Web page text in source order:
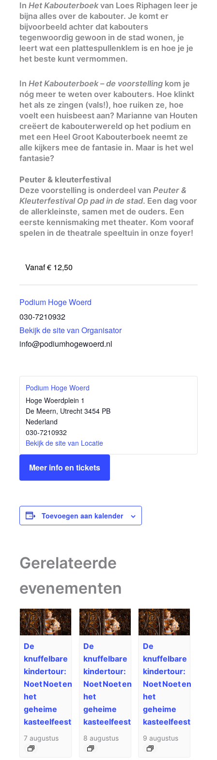
In Het Kabouterboekvan Loes Riphagen leer je
bijna alles over de kabouter. Je komt er
bijvoorbeeld achter dat kabouters
tegenwoordig gewoon in de stad wonen, je
leert wat een plattespullenklem is en hoe je je
het beste kunt vermommen.
In Het Kabouterboek – de voorstelling kom je
nóg meer te weten over kabouters. Hoe klinkt
het als ze zingen (vals!), hoe ruiken ze, hoe
voelt een huisbeest aan? Marianne van Houten
creëert de kabouterwereld op het podium en
met een Heel Groot Kabouterboek neemt ze
alle kijkers mee de fantasie in. Maar is het wel
fantasie?
Peuter & kleuterfestival
Deze voorstelling is onderdeel van Peuter &
Kleuterfestival Op pad in de stad. Een dag voor
de allerkleinste, samen met de ouders. Een
eerste kennismaking met theater. Kom vooraf
spelen in de theatrale speeltuin in onze foyer!
Vanaf € 12,50
Podium Hoge Woerd
030-7210932
Bekijk de site van Organisator
info@podiumhogewoerd.nl
Podium Hoge Woerd
Hoge Woerdplein 1
De Meern, Utrecht 3454 PB
Nederland
030-7210932
Bekijk de site van Locatie
Meer info en tickets
Toevoegen aan kalender
Gerelateerde
evenementen
De
knuffelbare
kindertour:
Noet Noet en
het
geheime
kasteelfeest
7 augustus
De
knuffelbare
kindertour:
Noet Noet en
het
geheime
kasteelfeest
8 augustus
De
knuffelbare
kindertour:
Noet Noet en
het
geheime
kasteelfeest
9 augustus